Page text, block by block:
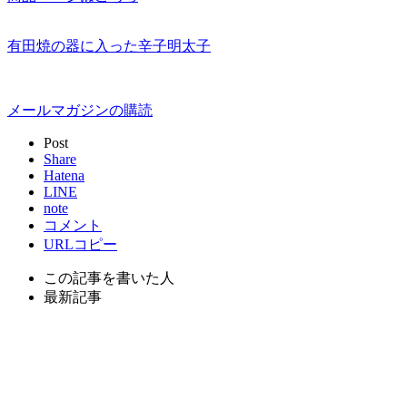
有田焼の器に入った辛子明太子
メールマガジンの購読
Post
Share
Hatena
LINE
note
コメント
URLコピー
この記事を書いた人
最新記事